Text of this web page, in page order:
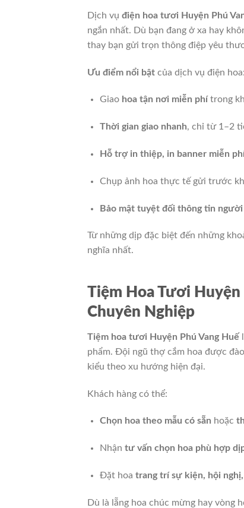
Dịch vụ điện hoa tươi Huyện Phú
ngắn nhất. Dù bạn đang ở xa hay
thay bạn gửi trọn thông điệp yêu
Ưu điểm nổi bật của dịch vụ điện hoa:
Giao hoa tận nơi miễn phítrong
Thời gian giao nhanh, chỉ từ 1–2
Hỗ trợ in thiệp, in banner miễn
Chụp ảnh hoa thực tế gửi trước
Bảo mật tuyệt đối thông tin
Từ những dịp đặc biệt đến những
nghĩa nhất.
Tiệm Hoa Tươi Huyện
Chuyên Nghiệp
Tiệm hoa tươi Huyện Phú Vang Huế
phẩm. Đội ngũ thợ cắm hoa được
kiểu theo xu hướng hiện đại.
Khách hàng có thể:
Chọn hoa theo mẫu có sẵn hoặc
Nhận tư vấn chọn hoa phù hợp
Đặt hoa trang trí sự kiện, hội
Dù là lẵng hoa chúc mừng hay vòng